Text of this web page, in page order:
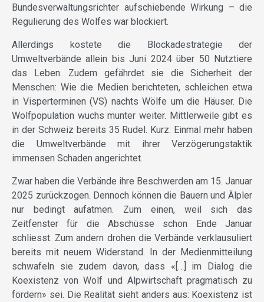
Bundesverwaltungsrichter aufschiebende Wirkung – die
Regulierung des Wolfes war blockiert.
Allerdings kostete die Blockadestrategie der
Umweltverbände allein bis Juni 2024 über 50 Nutztiere
das Leben. Zudem gefährdet sie die Sicherheit der
Menschen: Wie die Medien berichteten, schleichen etwa
in Visperterminen (VS) nachts Wölfe um die Häuser. Die
Wolfpopulation wuchs munter weiter. Mittlerweile gibt es
in der Schweiz bereits 35 Rudel. Kurz: Einmal mehr haben
die Umweltverbände mit ihrer Verzögerungstaktik
immensen Schaden angerichtet.
Zwar haben die Verbände ihre Beschwerden am 15. Januar
2025 zurückzogen. Dennoch können die Bauern und Älpler
nur bedingt aufatmen. Zum einen, weil sich das
Zeitfenster für die Abschüsse schon Ende Januar
schliesst. Zum andern drohen die Verbände verklausuliert
bereits mit neuem Widerstand. In der Medienmitteilung
schwafeln sie zudem davon, dass «[…] im Dialog die
Koexistenz von Wolf und Alpwirtschaft pragmatisch zu
fördern» sei. Die Realität sieht anders aus: Koexistenz ist